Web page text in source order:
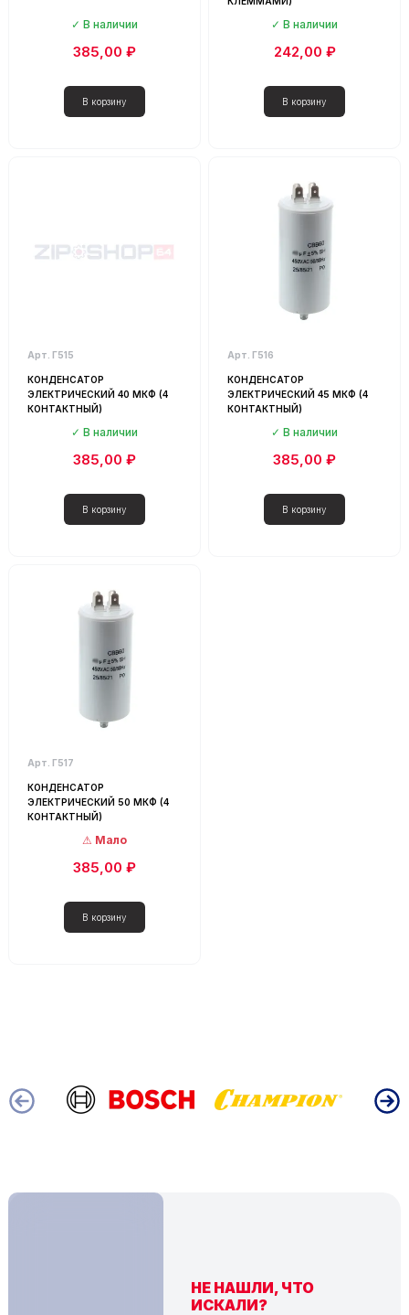
В наличии
385,00 ₽
В наличии
242,00 ₽
Арт. Г515
КОНДЕНСАТОР
ЭЛЕКТРИЧЕСКИЙ 40 МКФ (4
КОНТАКТНЫЙ)
В наличии
385,00 ₽
Арт. Г516
КОНДЕНСАТОР
ЭЛЕКТРИЧЕСКИЙ 45 МКФ (4
КОНТАКТНЫЙ)
В наличии
385,00 ₽
Арт. Г517
КОНДЕНСАТОР
ЭЛЕКТРИЧЕСКИЙ 50 МКФ (4
КОНТАКТНЫЙ)
Мало
385,00 ₽
НЕ НАШЛИ, ЧТО
ИСКАЛИ?